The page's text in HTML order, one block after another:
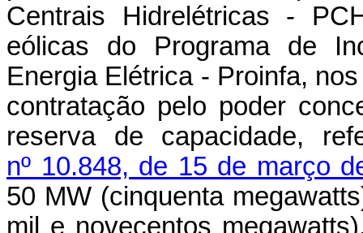
Centrais Hidrelétricas -
eólicas do Programa de
Energia Elétrica - Proinfa,
contratação pelo poder
reserva de capacidade,
nº 10.848, de 15 de março
50 MW (cinquenta
mil e novecentos